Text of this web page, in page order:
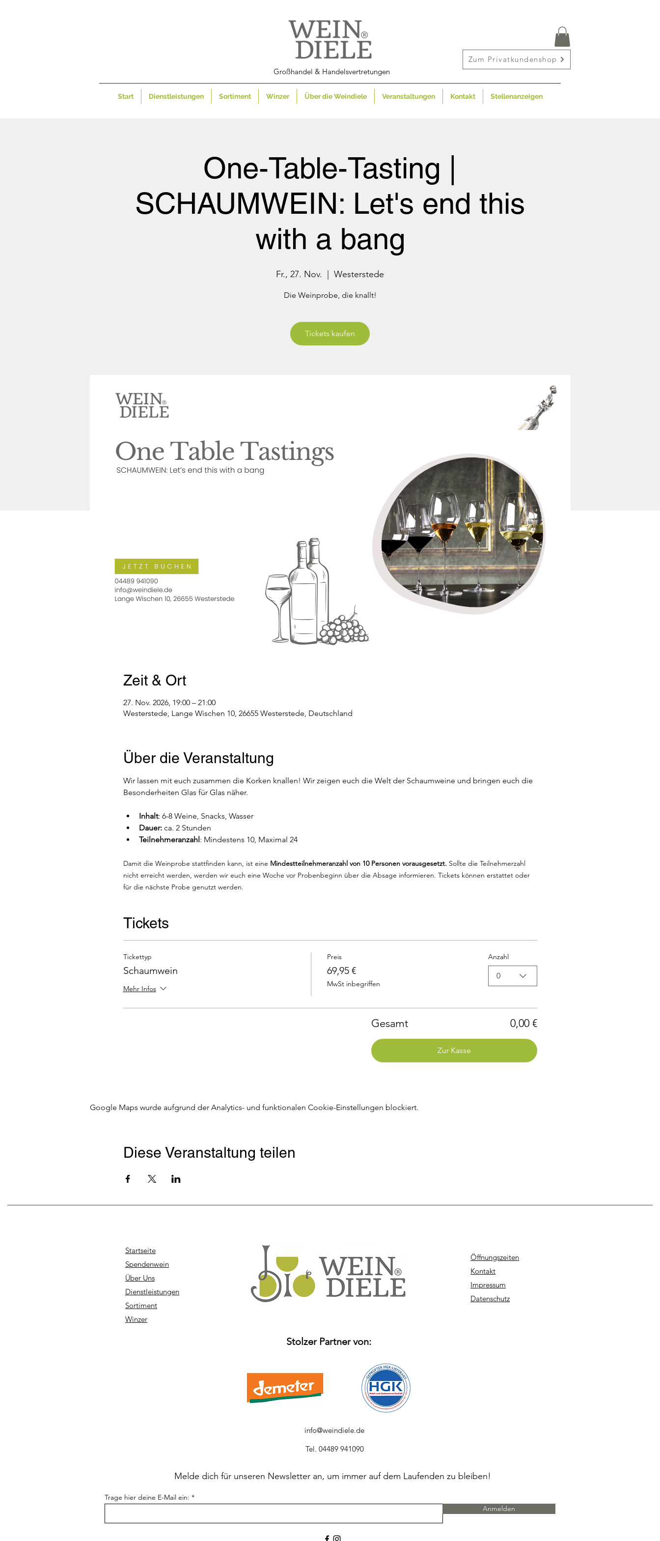
Großhandel & Handelsvertretungen
Zum Privatkundenshop
Start Dienstleistungen Sortiment Winzer Über die Weindiele Veranstaltungen Kontakt Stellenanzeigen
One-Table-Tasting |
SCHAUMWEIN: Let's end this
with a bang
Fr., 27. Nov.
  |
Westerstede
Die Weinprobe, die knallt!
Tickets kaufen
Zeit & Ort
27. Nov. 2026, 19:00 – 21:00
Westerstede, Lange Wischen 10, 26655 Westerstede, Deutschland
Über die Veranstaltung
Wir lassen mit euch zusammen die Korken knallen! Wir zeigen euch die Welt der Schaumweine und bringen euch die
Besonderheiten Glas für Glas näher.
Inhalt: 6-8 Weine, Snacks, Wasser
Dauer: ca. 2 Stunden
Teilnehmeranzahl: Mindestens 10, Maximal 24
Damit die Weinprobe stattfinden kann, ist eine Mindestteilnehmeranzahl von 10 Personen vorausgesetzt. Sollte die Teilnehmerzahl
nicht erreicht werden, werden wir euch eine Woche vor Probenbeginn über die Absage informieren. Tickets können erstattet oder
für die nächste Probe genutzt werden.
Tickets
Tickettyp
Schaumwein
Mehr Infos
Preis
69,95 €
MwSt inbegriffen
Anzahl
0
Gesamt 0,00 €
Zur Kasse
Google Maps wurde aufgrund der Analytics- und funktionalen Cookie-Einstellungen blockiert.
Diese Veranstaltung teilen
Startseite
Spendenwein
Über Uns
Dienstleistungen
Sortiment
Winzer
Öffnungszeiten
Kontakt
Impressum
Datenschutz
Stolzer Partner von:
info@weindiele.de
Tel. 04489 941090
Melde dich für unseren Newsletter an, um immer auf dem Laufenden zu bleiben!
Trage hier deine E-Mail ein:
Anmelden